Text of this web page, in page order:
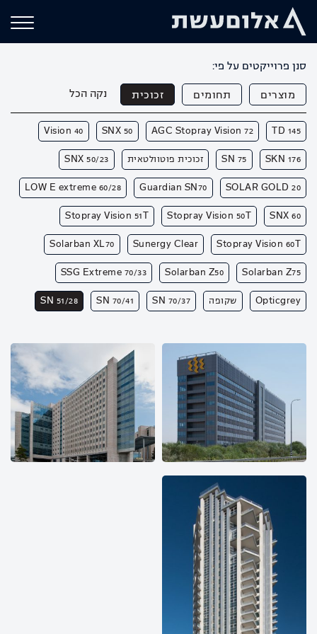
סנן פרוייקטים על פי:
מוצרים תחומים זכוכית נקה הכל
TD 145
AGC Stopray Vision 72
SNX 50
Vision 40
SKN 176
SN 75 זכוכית פוטוולטאית SNX 50/23
SOLAR GOLD 20
Guardian SN70
LOW E extreme 60/28
SNX 60
Stopray Vision 50T
Stopray Vision 51T
Stopray Vision 60T
Sunergy Clear
Solarban XL70
Solarban Z75
Solarban Z50
SSG Extreme 70/33
Opticgrey שקופה SN 70/37
SN 70/41
SN 51/28